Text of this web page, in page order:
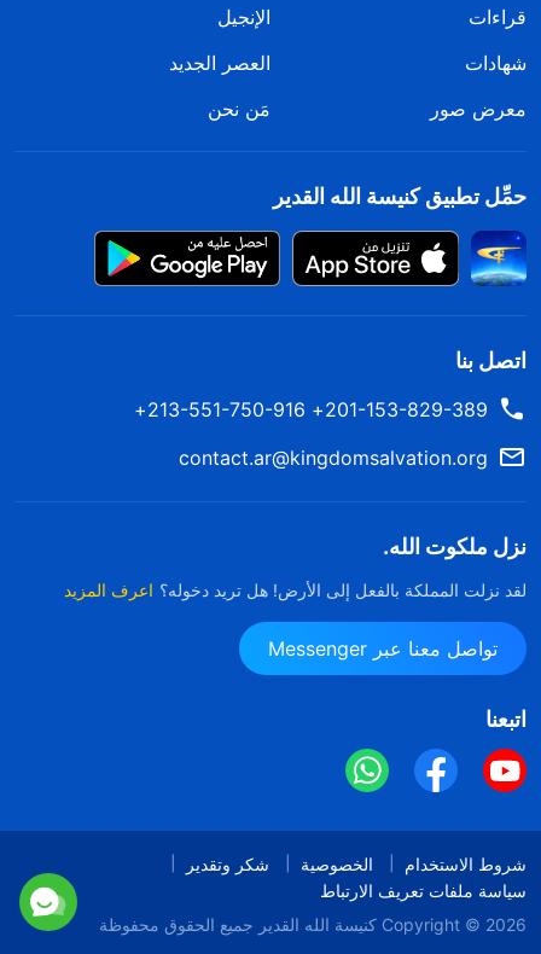
قراءات
الإنجيل
شهادات
العصر الجديد
معرض صور
مَن نحن
حمِّل تطبيق كنيسة الله القدير
اتصل بنا
201-153-829-389+ 213-551-750-916+
contact.ar@kingdomsalvation.org
نزل ملكوت الله.
لقد نزلت المملكة بالفعل إلى الأرض! هل تريد دخوله؟ اعرف المزيد
تواصل معنا عبر Messenger
اتبعنا
شروط الاستخدام الخصوصية
شكر وتقدير
سياسة ملفات تعريف الارتباط
Copyright © 2026 كنيسة الله القدير جميع الحقوق محفوظة